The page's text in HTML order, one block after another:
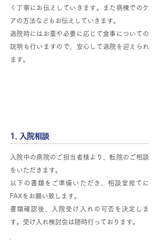
く丁寧にお伝えしていきます。また病棟でのケ
アの方法などもお伝えしていきます。
退院時にはお薬や必要に応じて食事についての
説明も行いますので、安心して退院を迎えられ
ます。
1. 入院相談
入院中の病院のご担当者様より、転院のご相談
をいただきます。
以下の書類をご準備いただき、相談室宛てに
FAXをお願い致します。
書類確認後、入院受け入れの可否を決定しま
す。受け入れ検討会は随時行っております。